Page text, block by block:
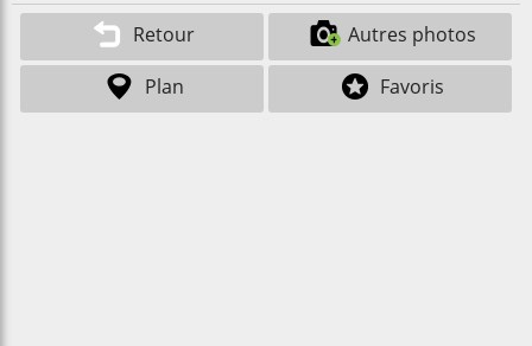
Retour
Autres photos
Plan
Favoris